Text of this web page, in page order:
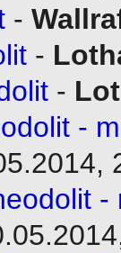
-
-
-
-
-